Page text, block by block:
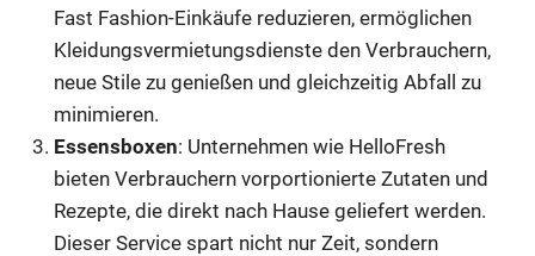
Fast Fashion-Einkäufe reduzieren, ermöglichen
Kleidungsvermietungsdienste den Verbrauchern,
neue Stile zu genießen und gleichzeitig Abfall zu
minimieren.
Essensboxen: Unternehmen wie HelloFresh
bieten Verbrauchern vorportionierte Zutaten und
Rezepte, die direkt nach Hause geliefert werden.
Dieser Service spart nicht nur Zeit, sondern